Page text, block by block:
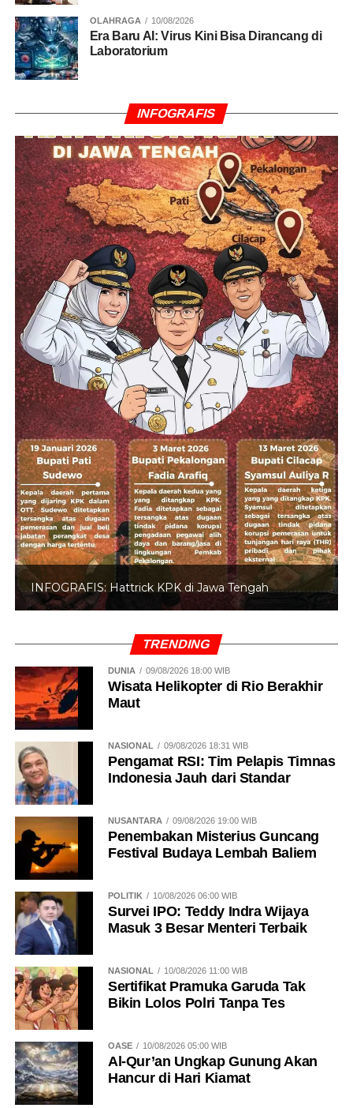
OLAHRAGA 10/08/2026
Era Baru AI: Virus Kini Bisa Dirancang di
Laboratorium
INFOGRAFIS
INFOGRAFIS: 5 Anggota DPR Dinonaktifkan
TRENDING
DUNIA 09/08/2026 18:00 WIB
Wisata Helikopter di Rio Berakhir
Maut
NASIONAL 09/08/2026 18:31 WIB
Pengamat RSI: Tim Pelapis Timnas
Indonesia Jauh dari Standar
NUSANTARA 09/08/2026 19:00 WIB
Penembakan Misterius Guncang
Festival Budaya Lembah Baliem
POLITIK 10/08/2026 06:00 WIB
Survei IPO: Teddy Indra Wijaya
Masuk 3 Besar Menteri Terbaik
NASIONAL 10/08/2026 11:00 WIB
Sertifikat Pramuka Garuda Tak
Bikin Lolos Polri Tanpa Tes
OASE 10/08/2026 05:00 WIB
Al-Qur’an Ungkap Gunung Akan
Hancur di Hari Kiamat